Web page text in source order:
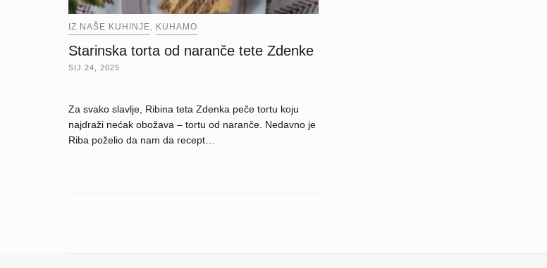
IZ NAŠE KUHINJE KUHAMO
Starinska torta od naranče tete Zdenke
SIJ 24, 2025
Za svako slavlje, Ribina teta Zdenka peče tortu koju
najdraži nećak obožava – tortu od naranče. Nedavno je
Riba poželio da nam da recept…